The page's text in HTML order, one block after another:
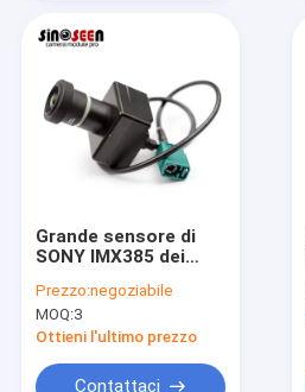
Video
Mostra VR
Controllo di qualità
Contattaci
Grande sensore di
SONY IMX385 dei
1920x1080 della
macchina
fotografica del CCTV
Prezzo:negoziabile
MOQ:3
Ottieni l'ultimo prezzo
Contattaci